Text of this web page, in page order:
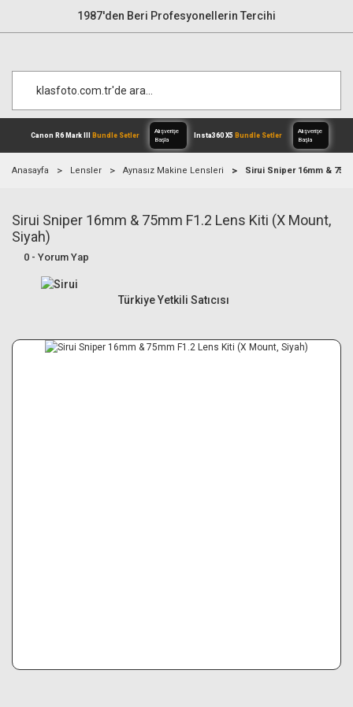
1987'den Beri Profesyonellerin Tercihi
Canon R6 Mark IIIBundle Setler
Alışverişe
Anasayfa Lensler Aynasız Makine Lensleri Sirui Sniper 16mm &
Sirui Sniper 16mm & 75mm F1.2 Lens Kiti (X Mount,
Siyah)
0 - Yorum Yap
Türkiye Yetkili Satıcısı